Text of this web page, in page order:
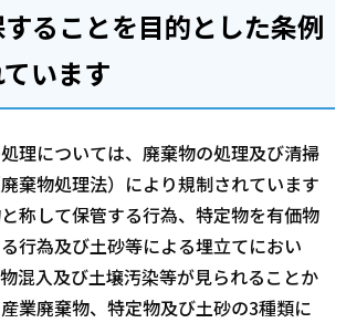
ることを目的とした条例
います
理については、廃棄物の処理及び清掃
棄物処理法）により規制されています
称して保管する行為、特定物を有価物
行為及び土砂等による埋立てにおい
混入及び土壌汚染等が見られることか
業廃棄物、特定物及び土砂の3種類に